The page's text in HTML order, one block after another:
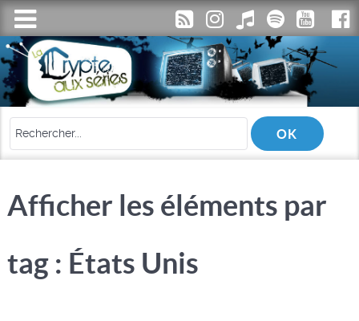
Afficher les éléments par
tag : États Unis